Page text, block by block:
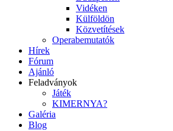
Vidéken
Külföldön
Közvetítések
Operabemutatók
Hírek
Fórum
Ajánló
Feladványok
Játék
KIMERNYA?
Galéria
Blog